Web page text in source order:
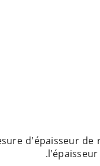
d'épaisseur